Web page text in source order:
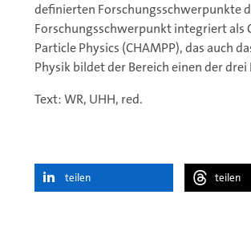
definierten Forschungsschwerpunkte
Forschungsschwerpunkt integriert als
Particle Physics (CHAMPP), das auch
Physik bildet der Bereich einen der
Text: WR, UHH, red.
teilen teilen